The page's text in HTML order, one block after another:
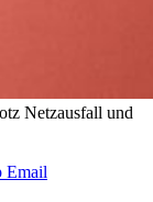
Netzausfall und
Email